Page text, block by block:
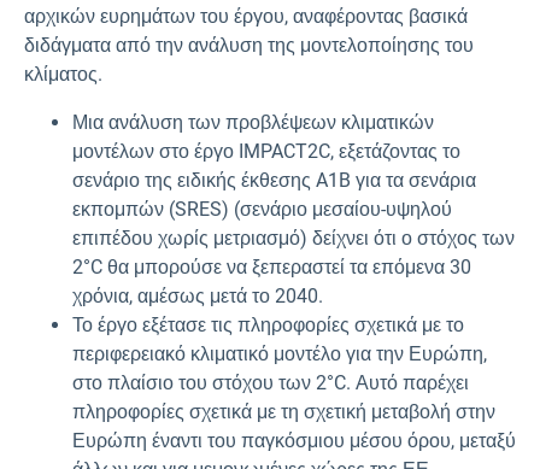
αρχικών ευρημάτων του έργου, αναφέροντας βασικά
διδάγματα από την ανάλυση της μοντελοποίησης του
κλίματος.
Μια ανάλυση των προβλέψεων κλιματικών
μοντέλων στο έργο IMPACT2C, εξετάζοντας το
σενάριο της ειδικής έκθεσης A1B για τα σενάρια
εκπομπών (SRES) (σενάριο μεσαίου-υψηλού
επιπέδου χωρίς μετριασμό) δείχνει ότι ο στόχος των
2°C θα μπορούσε να ξεπεραστεί τα επόμενα 30
χρόνια, αμέσως μετά το 2040.
Το έργο εξέτασε τις πληροφορίες σχετικά με το
περιφερειακό κλιματικό μοντέλο για την Ευρώπη,
στο πλαίσιο του στόχου των 2°C. Αυτό παρέχει
πληροφορίες σχετικά με τη σχετική μεταβολή στην
Ευρώπη έναντι του παγκόσμιου μέσου όρου, μεταξύ